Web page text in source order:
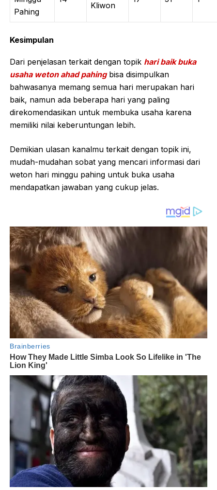
Pahing
Kliwon
Kesimpulan
Dari penjelasan terkait dengan topik hari baik buka
usaha weton ahad pahingbisa disimpulkan
bahwasanya memang semua hari merupakan hari
baik, namun ada beberapa hari yang paling
direkomendasikan untuk membuka usaha karena
memiliki nilai keberuntungan lebih.
Demikian ulasan kanalmu terkait dengan topik ini,
mudah-mudahan sobat yang mencari informasi dari
weton hari minggu pahing untuk buka usaha
mendapatkan jawaban yang cukup jelas.